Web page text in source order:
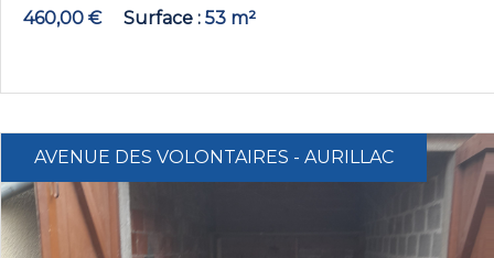
460,00 € Surface 53 m²
AVENUE DES VOLONTAIRES - AURILLAC